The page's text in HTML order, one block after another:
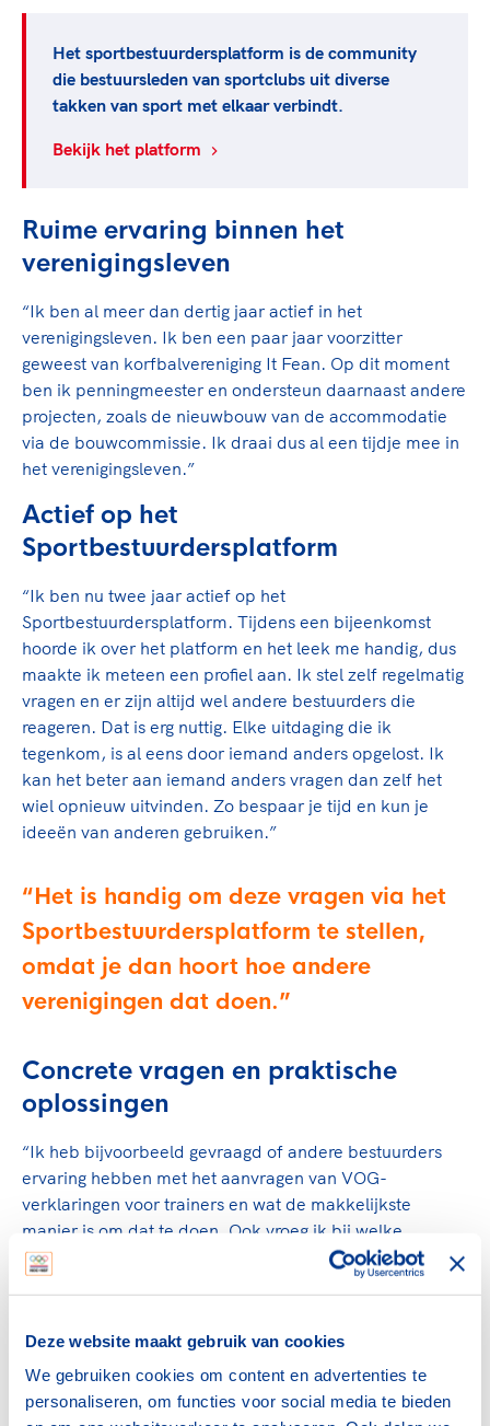
Deze website maakt gebruik van cookies
We gebruiken cookies om content en advertenties te
personaliseren, om functies voor social media te bieden
Groot en het Nederlands Elftal. Of met trots te
genieten van de karatewedstrijd van je dochter,
de halve marathon van je moeder of de
hockeywedstrijd van je buurjongen.
Samen voor een veilige
sportomgeving
Voor welk gedrag staat de club? Wat mag wel
hier richting aan en is dus een belangrijk
onderdeel van het clubbeleid rondom gewenst en
ongewenst gedrag.
Lees verder
ontwikkelprogramma voor de volgende functies
binnen TeamNL programma's: experts, coaches,
bestuurders, (technisch) directeuren, managers en
Het sportbestuurdersplatform is de community
die bestuursleden van sportclubs uit diverse
takken van sport met elkaar verbindt.
Bekijk het platform
Ruime ervaring binnen het
verenigingsleven
“Ik ben al meer dan dertig jaar actief in het
verenigingsleven. Ik ben een paar jaar voorzitter
geweest van korfbalvereniging It Fean. Op dit moment
ben ik penningmeester en ondersteun daarnaast andere
projecten, zoals de nieuwbouw van de accommodatie
via de bouwcommissie. Ik draai dus al een tijdje mee in
het verenigingsleven.”
Actief op het
Sportbestuurdersplatform
“Ik ben nu twee jaar actief op het
Sportbestuurdersplatform. Tijdens een bijeenkomst
hoorde ik over het platform en het leek me handig, dus
maakte ik meteen een profiel aan. Ik stel zelf regelmatig
vragen en er zijn altijd wel andere bestuurders die
reageren. Dat is erg nuttig. Elke uitdaging die ik
tegenkom, is al eens door iemand anders opgelost. Ik
kan het beter aan iemand anders vragen dan zelf het
wiel opnieuw uitvinden. Zo bespaar je tijd en kun je
ideeën van anderen gebruiken.”
Het is handig om deze vragen via het
Sportbestuurdersplatform te stellen,
omdat je dan hoort hoe andere
verenigingen dat doen.
Concrete vragen en praktische
oplossingen
“Ik heb bijvoorbeeld gevraagd of andere bestuurders
ervaring hebben met het aanvragen van VOG-
verklaringen voor trainers en wat de makkelijkste
manier is om dat te doen. Ook vroeg ik bij welke
energieleverancier je het beste stroom kunt afnemen en
hoe andere clubs hun informatie delen binnen het
Sportbestuurdersplatform te stellen, omdat je dan hoort
bestuurders op het platform geleerd dat je een gratis
VOG kunt aanvragen via de website van NOC*NSF. Ook